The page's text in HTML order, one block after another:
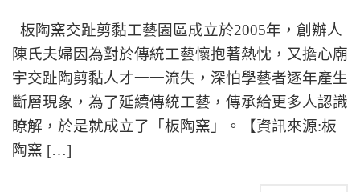
板陶窯交趾剪黏工藝園區成立於2005年，創辦人
陳氏夫婦因為對於傳統工藝懷抱著熱忱，又擔心廟
宇交趾陶剪黏人才一一流失，深怕學藝者逐年產生
斷層現象，為了延續傳統工藝，傳承給更多人認識
瞭解，於是就成立了「板陶窯」。【資訊來源:板
陶窯 […]